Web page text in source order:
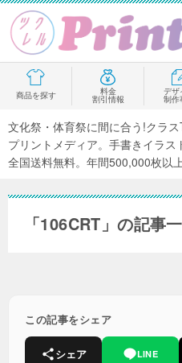
商品を探す 料金
割引情報
デザ
制作
文化祭・体育祭に間に合う!クラ
プリントメディア。手書きイラス
全国送料無料。年間500,000枚以
「106CRT」の記事
この記事をシェア
シェア LINE